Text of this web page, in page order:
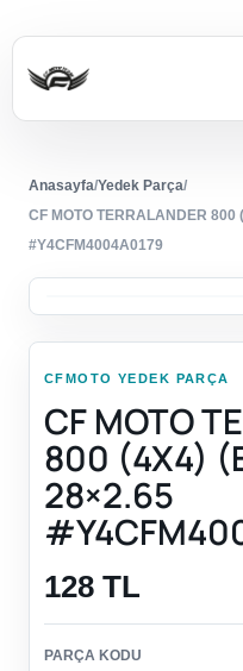
Anasayfa/Yedek Parça/
CF MOTO TERRALANDER 800
#Y4CFM4004A0179
CFMOTO YEDEK PARÇA
CF MOTO
800 (4X4)
28×2.65
128 TL
PARÇA KODU